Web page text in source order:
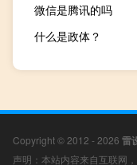
微信是腾讯的吗
什么是政体？
Copyright © 2012 - 2026 雷
声明：本站内容来自互联网